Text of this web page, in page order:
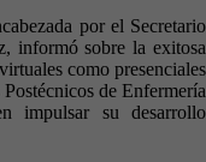
por el Secretario
informó sobre la exitosa
como presenciales
de Enfermería
impulsar su desarrollo